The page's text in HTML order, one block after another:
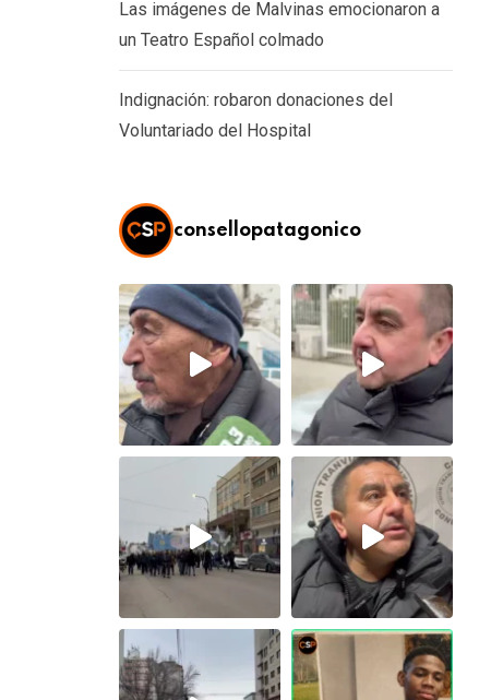
Las imágenes de Malvinas emocionaron a
un Teatro Español colmado
Indignación: robaron donaciones del
Voluntariado del Hospital
consellopatagonico